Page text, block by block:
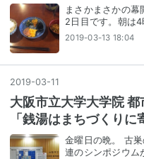
まさかまさかの幕
2日目です。朝は
2019-03-13 18:04
2019-03-11
大阪市立大学大学院
「銭湯はまちづくりに
金曜日の晩。 古
連のシンポジウ